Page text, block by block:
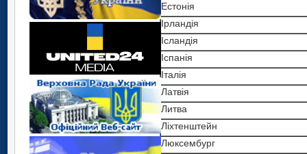
Естонія
Ірландія
Ісландія
Іспанія
Італія
Латвія
Литва
Ліхтенштейн
Люксембург